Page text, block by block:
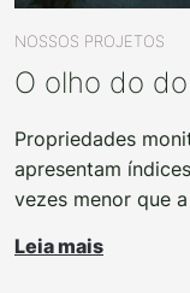
NOSSOS PROJETOS
O olho do
Propriedades
apresentam
vezes menor que
Leia mais